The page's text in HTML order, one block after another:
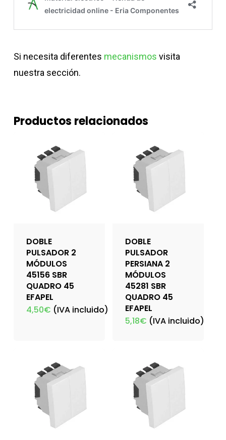
Si necesita diferentes mecanismos visita
nuestra sección.
Productos relacionados
DOBLE
PULSADOR 2
MÓDULOS
45156 SBR
QUADRO 45
EFAPEL
4,50€ (IVA incluido)
DOBLE
PULSADOR
PERSIANA 2
MÓDULOS
45281 SBR
QUADRO 45
EFAPEL
5,18€ (IVA incluido)